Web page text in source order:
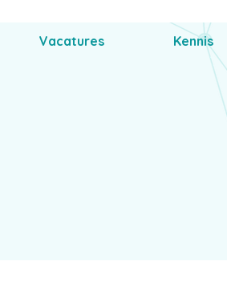
Vacatures Kennis